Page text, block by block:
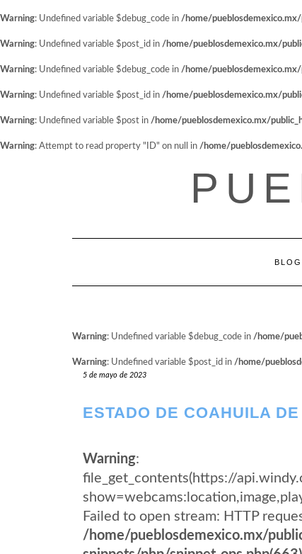
Warning: Undefined variable $debug_code in /home/
Warning: Undefined variable $post_id in /home/pueblosdemexico.mx/
Warning: Undefined variable $debug_code in /home/
Warning: Undefined variable $post_id in /home/pueblosdemexico.mx/
Warning: Undefined variable $post in /home/pueblosdemexico.mx/
Warning: Attempt to read property "ID" on null in /home/
BLOG
Warning: Undefined variable $debug_code in /home/
Warning: Undefined variable $post_id in /home/
5 de mayo de 2023
ESTADO DE COAHUILA
Warning:
file_get_contents(https://
Failed to open stream: HTTP
/home/pueblosdemexico.mx/